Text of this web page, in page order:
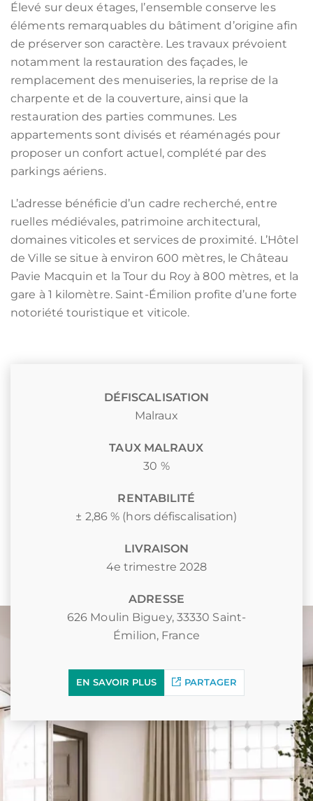
Élevé sur deux étages, l’ensemble conserve les
éléments remarquables du bâtiment d’origine afin
de préserver son caractère. Les travaux prévoient
notamment la restauration des façades, le
remplacement des menuiseries, la reprise de la
charpente et de la couverture, ainsi que la
restauration des parties communes. Les
appartements sont divisés et réaménagés pour
proposer un confort actuel, complété par des
parkings aériens.
L’adresse bénéficie d’un cadre recherché, entre
ruelles médiévales, patrimoine architectural,
domaines viticoles et services de proximité. L’Hôtel
de Ville se situe à environ 600 mètres, le Château
Pavie Macquin et la Tour du Roy à 800 mètres, et la
gare à 1 kilomètre. Saint-Émilion profite d’une forte
notoriété touristique et viticole.
DÉFISCALISATION
Malraux
TAUX MALRAUX
30 %
RENTABILITÉ
± 2,86 % (hors défiscalisation)
LIVRAISON
4e trimestre 2028
ADRESSE
626 Moulin Biguey, 33330 Saint-
Émilion, France
EN SAVOIR PLUS PARTAGER